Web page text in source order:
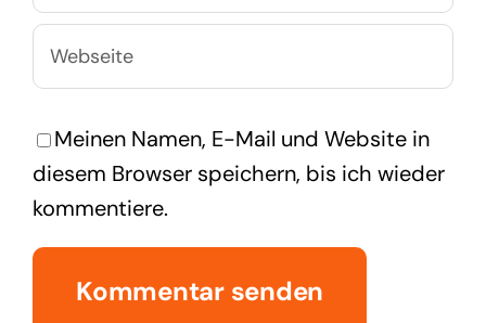
Meinen Namen, E-Mail und Website in
diesem Browser speichern, bis ich wieder
kommentiere.